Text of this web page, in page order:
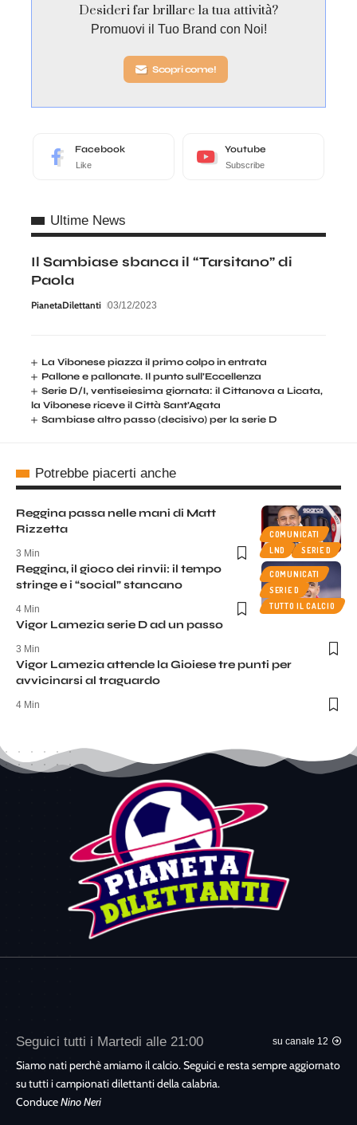
Desideri far brillare la tua attività?
Promuovi il Tuo Brand con Noi!
Scopri come!
Facebook
Like
Youtube
Subscribe
Ultime News
Il Sambiase sbanca il “Tarsitano” di
Paola
PianetaDilettanti 03/12/2023
La Vibonese piazza il primo colpo in entrata
Pallone e pallonate. Il punto sull’Eccellenza
Serie D/I, ventiseiesima giornata: il Cittanova a Licata,
la Vibonese riceve il Città Sant’Agata
Sambiase altro passo (decisivo) per la serie D
Potrebbe piacerti anche
COMUNICATI
LND
SERIE D
Reggina passa nelle mani di Matt
Rizzetta
3 Min
COMUNICATI
SERIE D
TUTTO IL CALCIO
Reggina, il gioco dei rinvii: il tempo
stringe e i “social” stancano
4 Min
Vigor Lamezia serie D ad un passo
3 Min
Vigor Lamezia attende la Gioiese tre punti per
avvicinarsi al traguardo
4 Min
Seguici tutti i Martedi alle 21:00 su canale 12
Siamo nati perchè amiamo il calcio. Seguici e resta sempre aggiornato
su tutti i campionati dilettanti della calabria.
ConduceNino Neri